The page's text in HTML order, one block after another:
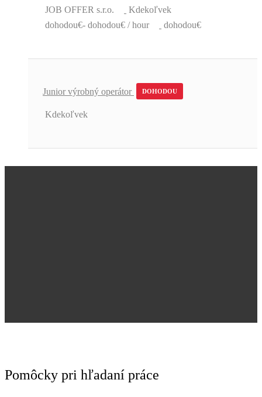
JOB OFFER s.r.o.
Kdekoľvek
dohodou€- dohodou€ / hour
dohodou€
Junior výrobný operátor DOHODOU
Kdekoľvek
Pomôcky pri hľadaní práce